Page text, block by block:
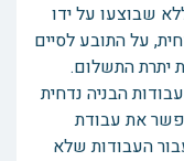
שבוצעו על ידו
על התובע לסיים
יתרת התשלום.
הבניה נדחית
את עבודת
העבודות שלא